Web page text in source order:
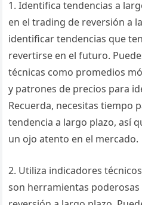
1. Identifica tendencias a
en el trading de reversión a
identificar tendencias que
revertirse en el futuro.
técnicas como promedios
y patrones de precios para
Recuerda, necesitas tiempo
tendencia a largo plazo, así
un ojo atento en el mercado.
2. Utiliza indicadores
son herramientas